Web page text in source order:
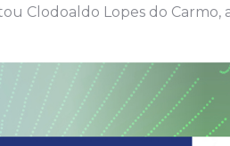
Clodoaldo Lopes do